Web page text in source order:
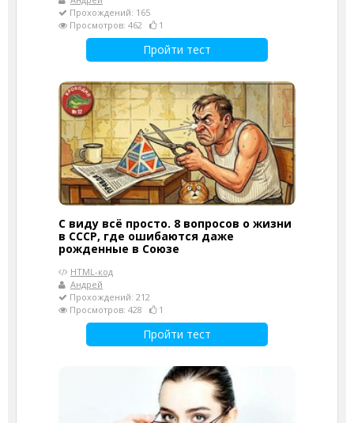
Прохождений: 165
Просмотров: 462
1
Пройти тест
С виду всё просто. 8 вопросов о жизни
в СССР, где ошибаются даже
рожденные в Союзе
HTML-код
Андрей
Прохождений: 212
Просмотров: 428
1
Пройти тест